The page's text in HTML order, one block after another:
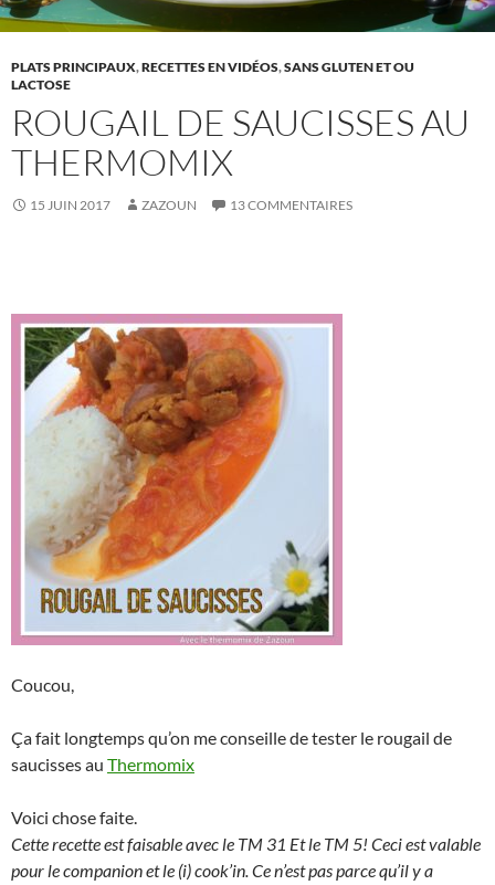
PLATS PRINCIPAUX,RECETTES EN VIDÉOS,SANS GLUTEN ET OU
LACTOSE
ROUGAIL DE SAUCISSES AU
THERMOMIX
15 JUIN 2017 ZAZOUN 13 COMMENTAIRES
Coucou,
Ça fait longtemps qu’on me conseille de tester le rougail de
saucisses au Thermomix
Voici chose faite.
Cette recette est faisable avec le TM 31 Et le TM 5! Ceci est valable
pour le companion et le (i) cook’in. Ce n’est pas parce qu’il y a